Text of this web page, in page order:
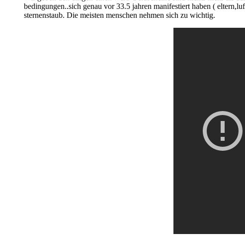
bedingungen..sich genau vor 33.5 jahren manifestiert haben (
sternenstaub. Die meisten menschen nehmen sich zu wichtig.